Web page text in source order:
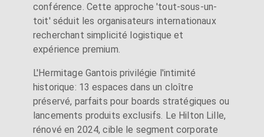
conférence. Cette approche 'tout-sous-un-
toit' séduit les organisateurs internationaux
recherchant simplicité logistique et
expérience premium.
L'Hermitage Gantois privilégie l'intimité
historique: 13 espaces dans un cloître
préservé, parfaits pour boards stratégiques ou
lancements produits exclusifs. Le Hilton Lille,
rénové en 2024, cible le segment corporate